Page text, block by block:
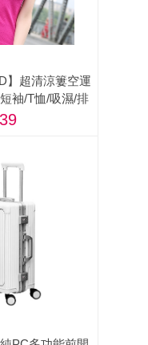
】超清涼簍空運
袖/T恤/吸濕/排
/4色S-L)